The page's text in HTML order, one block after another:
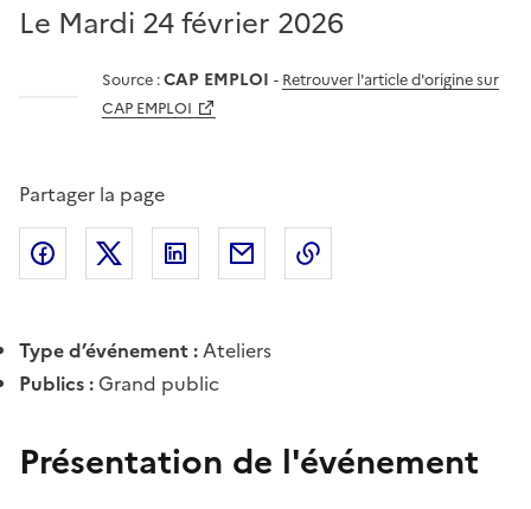
Le Mardi 24 février 2026
Source :CAP EMPLOI - Retrouver l'article d'origine sur
CAP EMPLOI
Partager la page
Partager l'article surFacebook
Partager l'article sur X (anciennement
Partager l'article sur
Partager l'article par courriel
Type d’événement :Ateliers
Publics :Grand public
Présentation de l'événement